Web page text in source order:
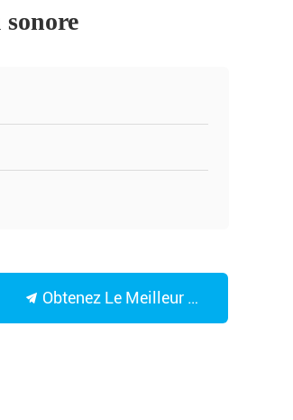
Obtenez Le Meilleur Prix